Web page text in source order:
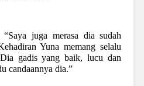
juga merasa dia sudah
Yuna memang selalu
Dia gadis yang baik, lucu dan
candaannya dia.”